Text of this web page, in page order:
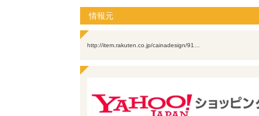
情報元
http://item.rakuten.co.jp/cainadesign/91…